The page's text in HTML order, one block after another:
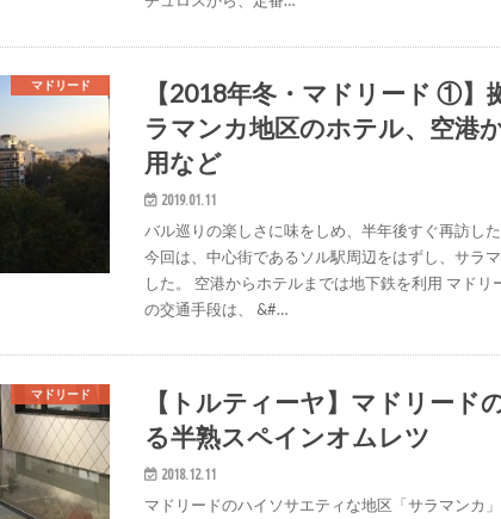
マドリード
【2018年冬・マドリード ①】
ラマンカ地区のホテル、空港
用など
2019.01.11
バル巡りの楽しさに味をしめ、半年後すぐ再訪し
今回は、中心街であるソル駅周辺をはずし、サラ
した。 空港からホテルまでは地下鉄を利用 マドリ
の交通手段は、 &#…
マドリード
【トルティーヤ】マドリード
る半熟スペインオムレツ
2018.12.11
マドリードのハイソサエティな地区「サラマンカ